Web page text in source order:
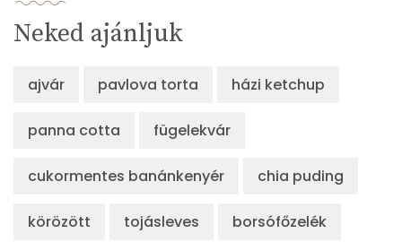
Neked ajánljuk
ajvár pavlova torta házi ketchup
panna cotta fügelekvár
cukormentes banánkenyér chia puding
körözött tojásleves borsófőzelék